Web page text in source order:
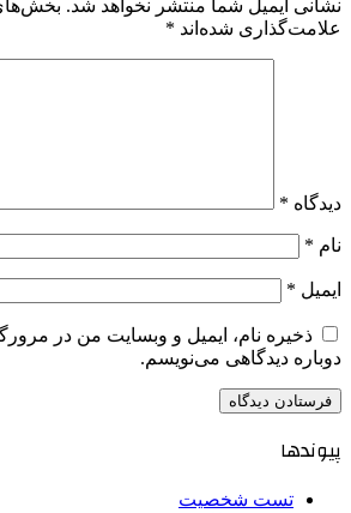
نشانی ایمیل شما منتشر نخواهد شد.
علامت‌گذاری شده‌اند *
دیدگاه *
نام *
ایمیل *
ذخیره نام، ایمیل و وبسایت من در
دوباره دیدگاهی می‌نویسم.
پیوندها
تست شخصیت